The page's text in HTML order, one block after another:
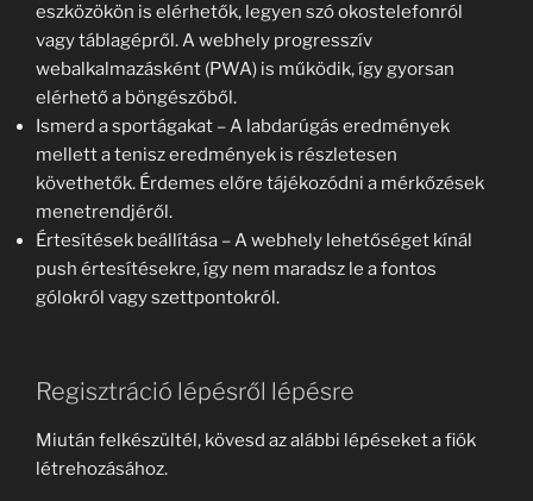
eszközökön is elérhetők, legyen szó okostelefonról
vagy táblagépről. A webhely progresszív
webalkalmazásként (PWA) is működik, így gyorsan
elérhető a böngészőből.
Ismerd a sportágakat – A labdarúgás eredmények
mellett a tenisz eredmények is részletesen
követhetők. Érdemes előre tájékozódni a mérkőzések
menetrendjéről.
Értesítések beállítása – A webhely lehetőséget kínál
push értesítésekre, így nem maradsz le a fontos
gólokról vagy szettpontokról.
Regisztráció lépésről lépésre
Miután felkészültél, kövesd az alábbi lépéseket a fiók
létrehozásához.